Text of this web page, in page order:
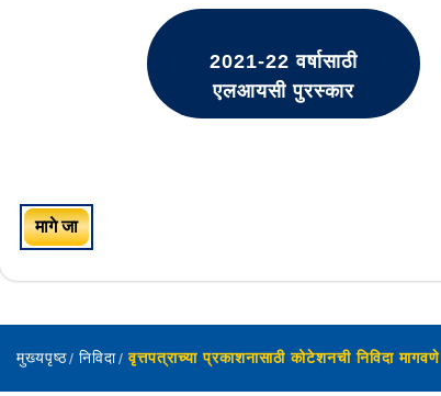
2021-22 वर्षासाठी
एलआयसी पुरस्कार
मागे जा
मुख्यपृष्ठ निविदा वृत्तपत्राच्या प्रकाशनासाठी कोटेशनची निविदा मागवणे